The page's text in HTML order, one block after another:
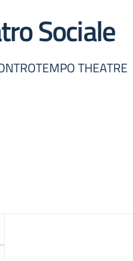
Sociale
THEATRE